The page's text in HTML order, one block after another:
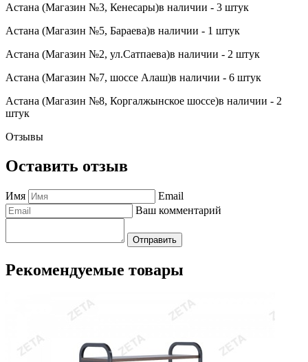
Астана (Магазин №3, Кенесары)в наличии - 3 штук
Астана (Магазин №5, Бараева)в наличии - 1 штук
Астана (Магазин №2, ул.Сатпаева)в наличии - 2 штук
Астана (Магазин №7, шоссе Алаш)в наличии - 6 штук
Астана (Магазин №8, Коргалжынское шоссе)в наличии - 2
штук
Отзывы
Оставить отзыв
Имя
Email
Ваш комментарий
Отправить
Рекомендуемые товары